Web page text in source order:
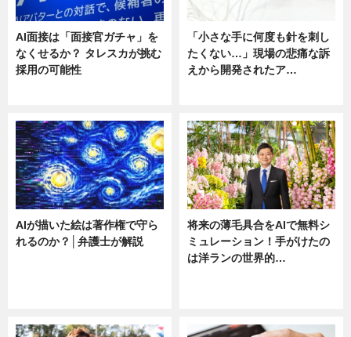
AI面接は「面接官ガチャ」を
なくせるか？ タレスカが挑む
採用の可能性
「小さな手に何度も針を刺し
たくない…」現場の悲痛な訴
えから開発されたア…
AIが描いた絵は著作権で守ら
れるのか？│弁護士が解説
将来の薄毛具合をAIで無料シ
ミュレーション！手がけたの
は洋ランの世界的…